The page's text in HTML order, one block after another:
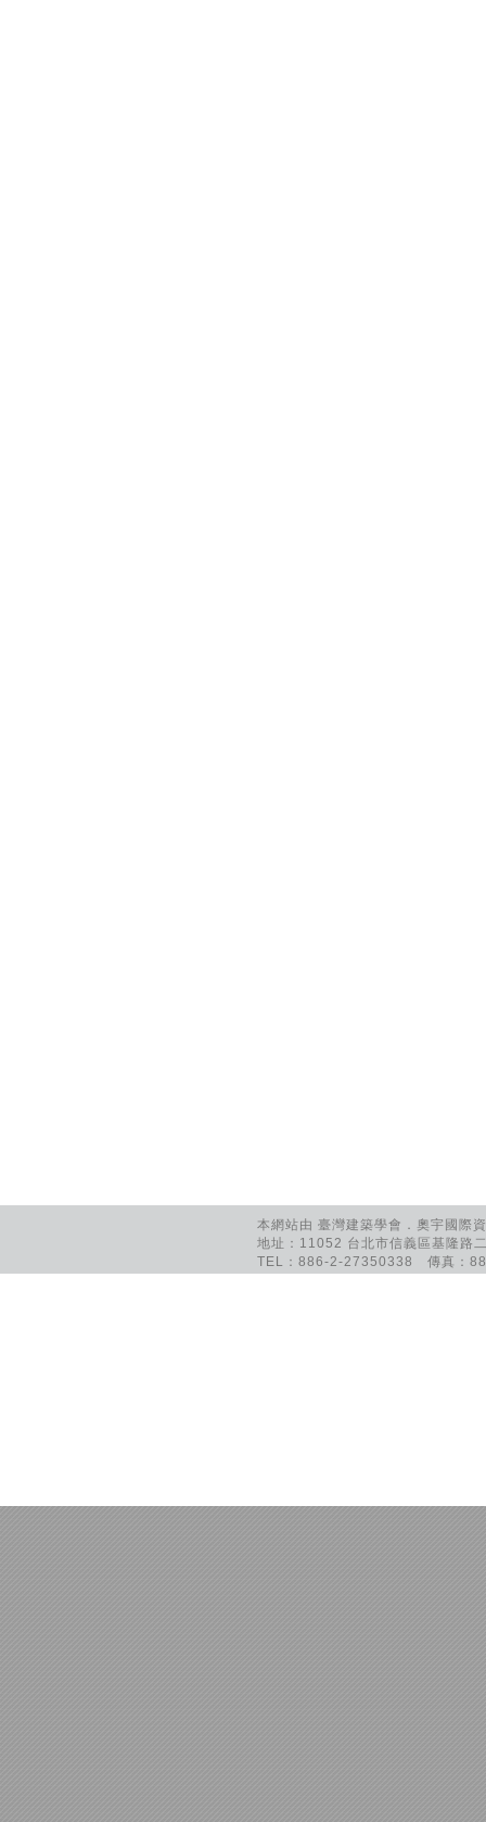
本網站由 臺灣建築學會．奧宇國
地址：11052 台北市信義區基隆路
TEL：886-2-27350338 傳真：